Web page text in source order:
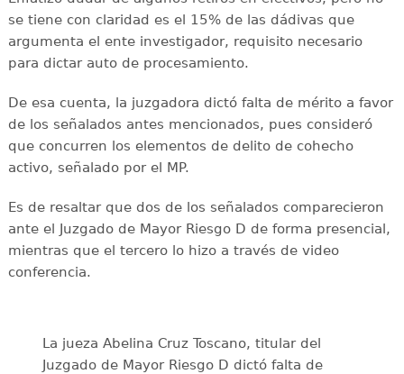
se tiene con claridad es el 15% de las dádivas que
argumenta el ente investigador, requisito necesario
para dictar auto de procesamiento.
De esa cuenta, la juzgadora dictó falta de mérito a favor
de los señalados antes mencionados, pues consideró
que concurren los elementos de delito de cohecho
activo, señalado por el MP.
Es de resaltar que dos de los señalados comparecieron
ante el Juzgado de Mayor Riesgo D de forma presencial,
mientras que el tercero lo hizo a través de video
conferencia.
La jueza Abelina Cruz Toscano, titular del
Juzgado de Mayor Riesgo D dictó falta de